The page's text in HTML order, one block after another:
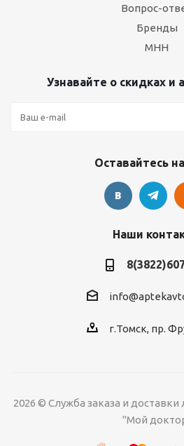
Вопрос-
Бренды
МНН
Узнавайте о скидках и
Оставайтесь
Наши
г.Томск, пр.
2026 © Служба заказа и доставки
"Мой